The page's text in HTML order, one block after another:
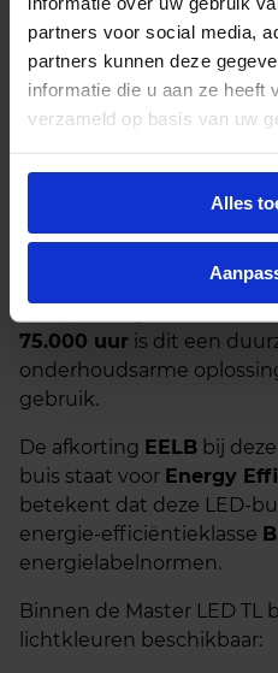
partners voor social media,
partners kunnen deze
informatie die u aan ze heeft
verzameld op basis van uw
Alles
meegeleverde LED-
Netspanning (AC
het
aan op 220–240V.
De Master LED TL buis
hoge prestaties en een
lichtbundel van 160°
buis is niet dimbaar, wat
75.000 uur is dit een
onderhoudsarme
gebruik.
De afkorting EELB bij
buis staat voor Energy
betekent dat deze LED-
energie-efficiëntieklasse B
energielabelnormen.
Binnen de Master LED TL
lichtkleuren beschikbaar: